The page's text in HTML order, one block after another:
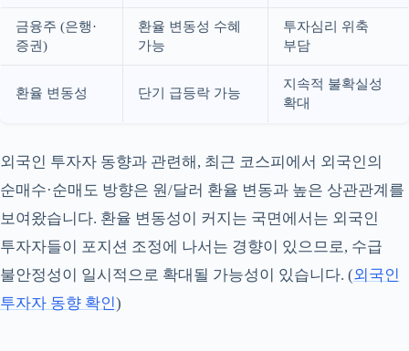
금융주 (은행·
증권)
환율 변동성 수혜
가능
투자심리 위축
부담
환율 변동성 단기 급등락 가능
지속적 불확실성
확대
외국인 투자자 동향과 관련해, 최근 코스피에서 외국인의
순매수·순매도 방향은 원/달러 환율 변동과 높은 상관관계를
보여왔습니다. 환율 변동성이 커지는 국면에서는 외국인
투자자들이 포지션 조정에 나서는 경향이 있으므로, 수급
불안정성이 일시적으로 확대될 가능성이 있습니다. (외국인
투자자 동향 확인)